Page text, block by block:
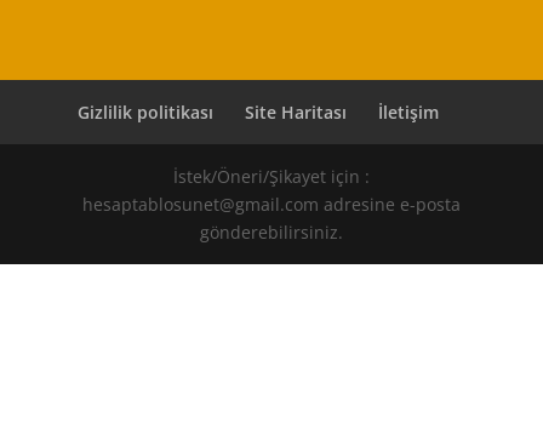
Gizlilik politikası Site Haritası İletişim
İstek/Öneri/Şikayet için :
hesaptablosunet@gmail.com adresine e-posta
gönderebilirsiniz.